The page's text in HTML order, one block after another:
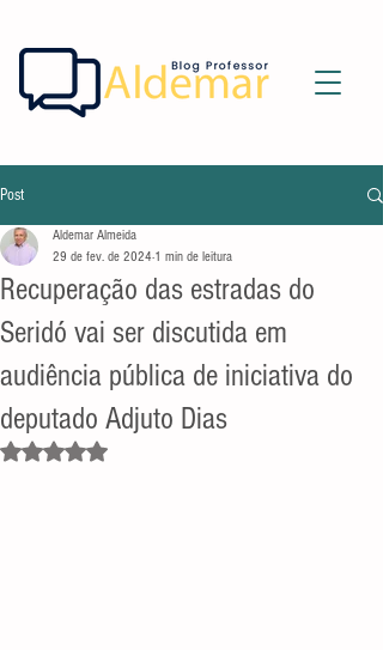
Post
Recuperação das estradas do
Seridó vai ser discutida em
audiência pública de iniciativa do
deputado Adjuto Dias
Aldemar Almeida
29 de fev. de 2024 1 min de leitura
Avaliado com NaN de 5 estrelas.